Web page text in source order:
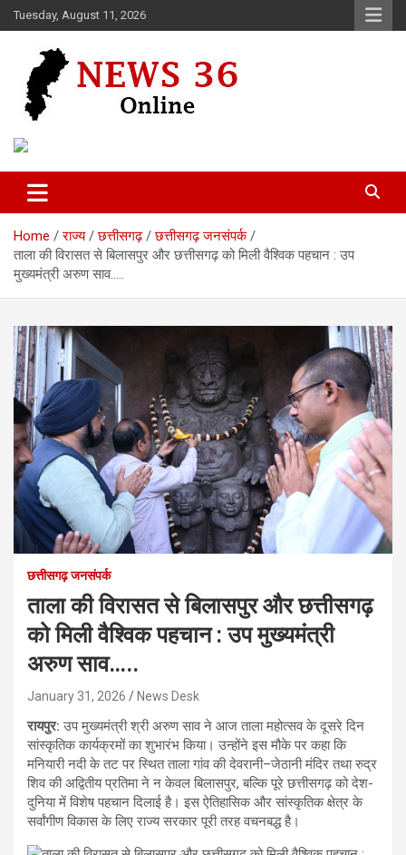
Skip
to
Tuesday, August 11, 2026
News 36
Home राज्य छत्तीसगढ़
छत्तीसगढ़ जनसंपर्क
ताला की विरासत से बिलासपुर और छत्तीसगढ़ को मिली वैश्विक पहचान : उप
मुख्यमंत्री अरुण साव…..
छत्तीसगढ़ जनसंपर्क
ताला की विरासत से बिलासपुर और छत्तीसगढ़
को मिली वैश्विक पहचान : उप मुख्यमंत्री
अरुण साव…..
January 31, 2026 News Desk
रायपुर:उप मुख्यमंत्री श्री अरुण साव ने आज ताला महोत्सव के दूसरे दिन
सांस्कृतिक कार्यक्रमों का शुभारंभ किया। उन्होंने इस मौके पर कहा कि
मनियारी नदी के तट पर स्थित ताला गांव की देवरानी–जेठानी मंदिर तथा रुद्र
शिव की अद्वितीय प्रतिमा ने न केवल बिलासपुर, बल्कि पूरे छत्तीसगढ़ को देश-
दुनिया में विशेष पहचान दिलाई है। इस ऐतिहासिक और सांस्कृतिक क्षेत्र के
सर्वांगीण विकास के लिए राज्य सरकार पूरी तरह वचनबद्ध है।